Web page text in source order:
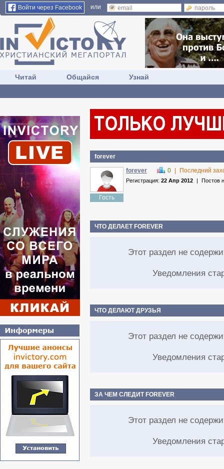
Войти через Facebook или
Читай Общайся Узнай
forever
Гость
forever 0 Последний
Регистрация: 22 Апр 2012 | Постов
ЧТО ДЕЛАЕТ FOREVER
Этот раздел не
Уведомления
ЧТО ДЕЛАЮТ ДРУЗЬЯ
Этот раздел не
Уведомления
ЗА ЧЕМ СЛЕДИТ FOREVER
Этот раздел не
Уведомления